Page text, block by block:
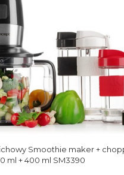
maker + chopper + młynek 700 W
ml + 400 ml SM3390